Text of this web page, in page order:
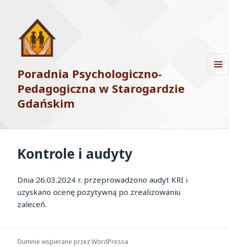
Poradnia Psychologiczno-
Pedagogiczna w Starogardzie
Gdańskim
Kontrole i audyty
Dnia 26.03.2024 r. przeprowadzono audyt KRI i
uzyskano ocenę pozytywną po zrealizowaniu
zaleceń.
Dumnie wspierane przez WordPressa